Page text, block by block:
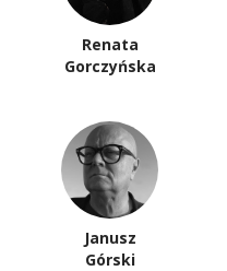
Renata
Gorczyńska
Janusz
Górski